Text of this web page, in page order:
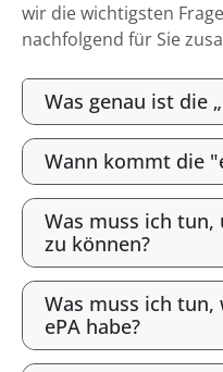
wir die wichtigsten
nachfolgend für Sie
Was genau ist die
Wann kommt die
Was muss ich tun,
zu können?
Was muss ich
ePA habe?